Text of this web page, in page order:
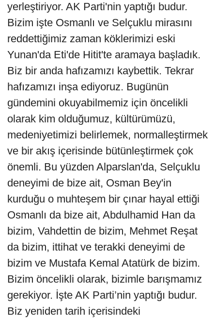
yerleştiriyor. AK Parti'nin yaptığı budur.
Bizim işte Osmanlı ve Selçuklu mirasını
reddettiğimiz zaman köklerimizi eski
Yunan'da Eti'de Hitit'te aramaya başladık.
Biz bir anda hafızamızı kaybettik. Tekrar
hafızamızı inşa ediyoruz. Bugünün
gündemini okuyabilmemiz için öncelikli
olarak kim olduğumuz, kültürümüzü,
medeniyetimizi belirlemek, normalleştirmek
ve bir akış içerisinde bütünleştirmek çok
önemli. Bu yüzden Alparslan'da, Selçuklu
deneyimi de bize ait, Osman Bey'in
kurduğu o muhteşem bir çınar hayal ettiği
Osmanlı da bize ait, Abdulhamid Han da
bizim, Vahdettin de bizim, Mehmet Reşat
da bizim, ittihat ve terakki deneyimi de
bizim ve Mustafa Kemal Atatürk de bizim.
Bizim öncelikli olarak, bizimle barışmamız
gerekiyor. İşte AK Parti’nin yaptığı budur.
Biz yeniden tarih içerisindeki